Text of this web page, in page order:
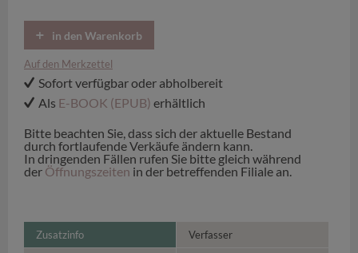
in den Warenkorb
Auf den Merkzettel
Sofort verfügbar oder abholbereit
Als E-BOOK (EPUB) erhältlich
Bitte beachten Sie, dass sich der aktuelle Bestand
durch fortlaufende Verkäufe ändern kann.
In dringenden Fällen rufen Sie bitte gleich während
der Öffnungszeiten in der betreffenden Filiale an.
Zusatzinfo Verfasser